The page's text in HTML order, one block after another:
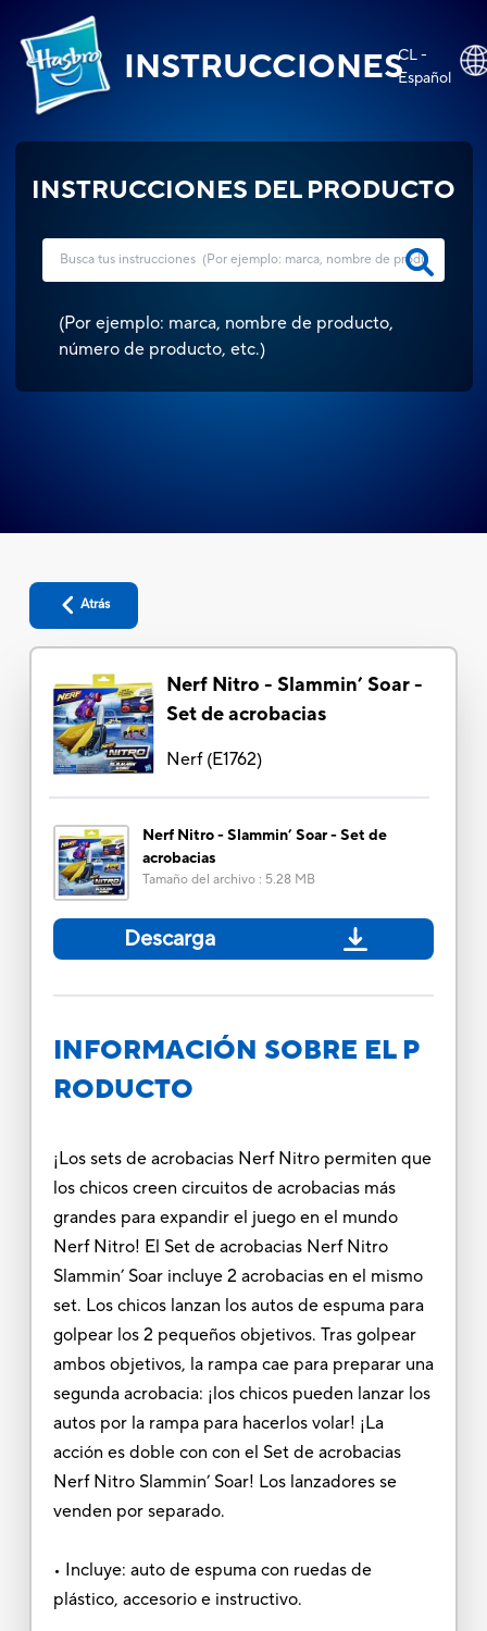
INSTRUCCIONESCL -
Español
INSTRUCCIONES DEL PRODUCTO
(Por ejemplo: marca, nombre de producto,
número de producto, etc.)
Atrás
Nerf Nitro - Slammin’ Soar -
Set de acrobacias
Nerf(E1762)
Nerf Nitro - Slammin’ Soar - Set de
acrobacias
Tamaño del archivo: 5.28 MB
Descarga
INFORMACIÓN SOBRE EL P
RODUCTO
¡Los sets de acrobacias Nerf Nitro permiten que
los chicos creen circuitos de acrobacias más
grandes para expandir el juego en el mundo
Nerf Nitro! El Set de acrobacias Nerf Nitro
Slammin’ Soar incluye 2 acrobacias en el mismo
set. Los chicos lanzan los autos de espuma para
golpear los 2 pequeños objetivos. Tras golpear
ambos objetivos, la rampa cae para preparar una
segunda acrobacia: ¡los chicos pueden lanzar los
autos por la rampa para hacerlos volar! ¡La
acción es doble con con el Set de acrobacias
Nerf Nitro Slammin’ Soar! Los lanzadores se
venden por separado.
• Incluye: auto de espuma con ruedas de
plástico, accesorio e instructivo.